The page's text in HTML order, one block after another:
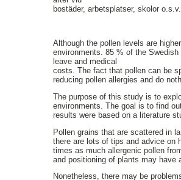
bostäder, arbetsplatser, skolor
Although the pollen levels are
environments. 85 % of the
leave and medical
costs. The fact that pollen can be
reducing pollen allergies and do
The purpose of this study is to
environments. The goal is to find
results were based on a literature
Pollen grains that are scattered in
there are lots of tips and advice on
times as much allergenic pollen
and positioning of plants may have
Nonetheless, there may be